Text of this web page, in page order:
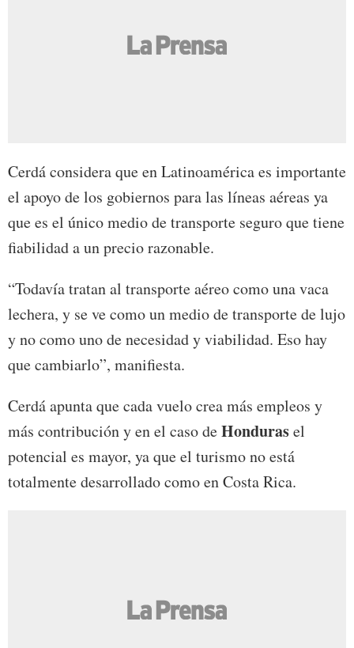
Cerdá considera que en Latinoamérica es importante
el apoyo de los gobiernos para las líneas aéreas ya
que es el único medio de transporte seguro que tiene
fiabilidad a un precio razonable.
“Todavía tratan al transporte aéreo como una vaca
lechera, y se ve como un medio de transporte de lujo
y no como uno de necesidad y viabilidad. Eso hay
que cambiarlo”, manifiesta.
Cerdá apunta que cada vuelo crea más empleos y
más contribución y en el caso deHondurasel
potencial es mayor, ya que el turismo no está
totalmente desarrollado como en Costa Rica.